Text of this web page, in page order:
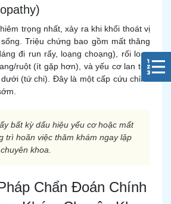
trọng nhất, xảy ra khi khối thoát vị
Triệu chứng bao gồm mất thăng
đi run rẩy, loạng choạng), rối loạn
ruột (ít gặp hơn), và yếu cơ lan tỏa
(tứ chi). Đây là một cấp cứu chỉnh
bất kỳ dấu hiệu yếu cơ hoặc mất
trì hoãn việc thăm khám ngay lập
khoa.
Chẩn Đoán Chính